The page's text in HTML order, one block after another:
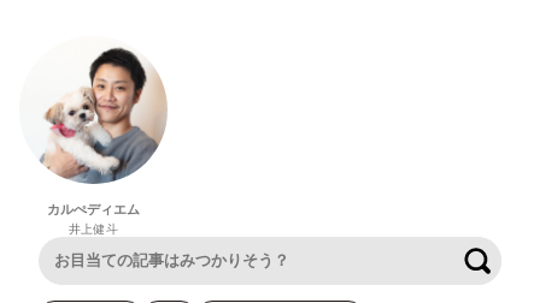
カルぺディエム
井上健斗